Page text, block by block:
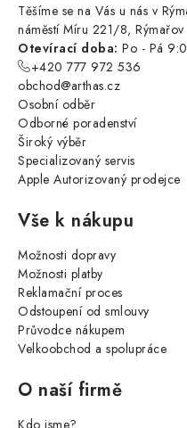
Těšíme se na Vás u nás v
náměstí Míru 221/8, Rýmařov
Otevírací doba: Po - Pá
+420 777 972 536
obchod@arthas.cz
Osobní odběr
Odborné poradenství
Široký výběr
Specializovaný servis
Apple Autorizovaný prodejce
Vše k nákupu
Možnosti dopravy
Možnosti platby
Reklamační proces
Odstoupení od smlouvy
Průvodce nákupem
Velkoobchod a spolupráce
O naší firmě
Kdo jsme?